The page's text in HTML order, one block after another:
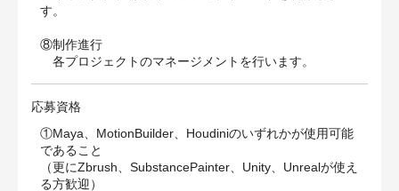
す。
⑧制作進行
各プロジェクトのマネージメントを行います。
応募資格
①Maya、MotionBuilder、Houdiniのいずれかが使用可能
であること
（更にZbrush、SubstancePainter、Unity、Unrealが使え
る方歓迎）